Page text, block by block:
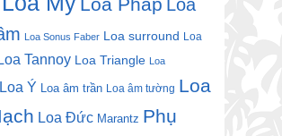
Loa
Loa Sonus Faber Loa surround Loa
Loa Tannoy Loa Triangle Loa
Loa Ý Loa âm trần Loa âm tường Loa
Loa Đức Marantz Phụ